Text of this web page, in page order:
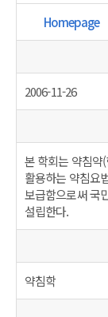
Homepage
2006-11-26
본 학회는 약침약
활용하는 약침요
보급함으로써 국
설립한다.
약침학